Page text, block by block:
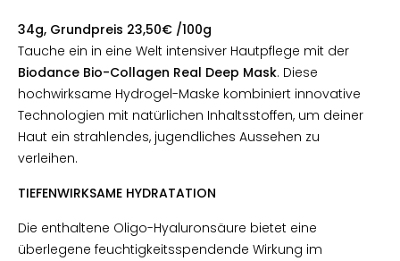
34g, Grundpreis 23,50€ /100g
Tauche ein in eine Welt intensiver Hautpflege mit der
Biodance Bio-Collagen Real Deep Mask. Diese
hochwirksame Hydrogel-Maske kombiniert innovative
Technologien mit natürlichen Inhaltsstoffen, um deiner
Haut ein strahlendes, jugendliches Aussehen zu
verleihen.
TIEFENWIRKSAME HYDRATATION
Die enthaltene Oligo-Hyaluronsäure bietet eine
überlegene feuchtigkeitsspendende Wirkung im